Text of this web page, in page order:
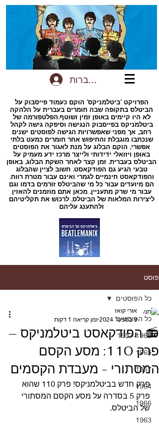
להתחברות
הפרויקט ‘ביטלמניקס’ הוקם כעמוד פייסבוק על
הביטלס בתקופה שבה חומרים בעברית על הלהקה
לא היו קיימים באופן זמין ושוטף.הפלטפורמה של
ביטלמניקס בפייסבוק הנגישה וסיפקה גישה לקהל
רחב, אך מפני שאפשרויות הגישה לפוסטים ישנים
שנכתבו מוגבלת והחיפוש אחר חומרים כמעט בלתי
אפשרי, הוקם הבלוג על מנת לאגור את הפוסטים
באופן ויזואלי ידידותי ולייצר מרכז ידע מעמיק על
הביטלס בעברית. זמן קצר לאחר השקת הבלוג, באופן
טבעי הגיע גם הפודקאסט. חשוב לציין שהבלוג
והפודקאסט חינמיים לגמרי ואינם עבור מטרת רווח.
הם מיועדים עבור כל מי שהביטלס זורמים בדמו וגם
עבור מי שרק מתעניין. מכאן אתם מוזמנים להאזין
ליצירות המלאות של הביטלס, לרכוש את תקליטיהם
ולהתענג עליהם
פוסט
כל הפוסטים
1957-1962
1965
1967
1964
1966
1963
כל הפוסטים
📻 הפודקאסט ביטלמניקס –
פרק 110: מסע הקסם
המסתורי - מעבדת הקסמים
אורי קואז
9 בספט׳ 2024
זמן קריאה 1 דקות
פרק חדש בביטלמניקס! פרק 110 שהוא
פרק 5 בסדרה על מסע הקסם המסתורי
של הביטלס.